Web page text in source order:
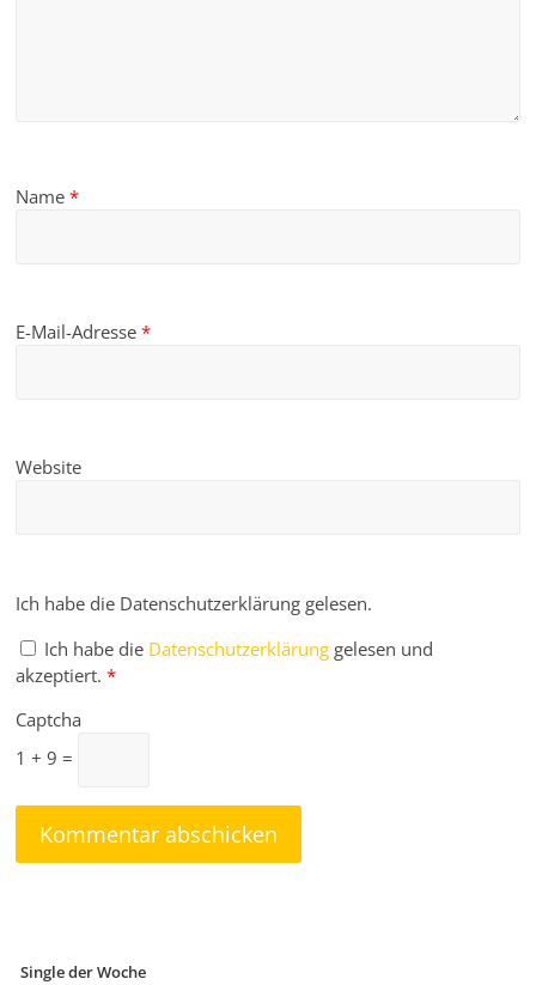
Name*
E-Mail-Adresse*
Website
Ich habe die Datenschutzerklärung gelesen.
Ich habe die Datenschutzerklärung gelesen und
akzeptiert. *
Captcha
1 + 9 =
Single der Woche